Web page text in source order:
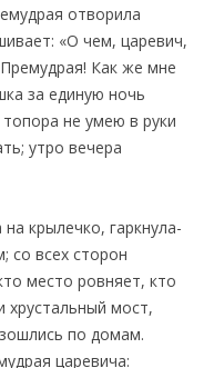
отворила
«О чем, царевич,
Как же мне
за единую ночь
не умею в руки
утро вечера
крылечко, гаркнула-
со всех сторон
место ровняет, кто
хрустальный мост,
по домам.
царевича: